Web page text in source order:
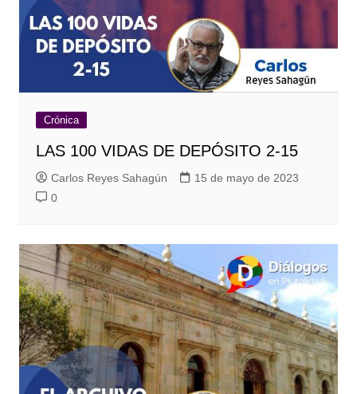
Crónica
LAS 100 VIDAS DE DEPÓSITO 2-15
Carlos Reyes Sahagún
15 de mayo de 2023
0